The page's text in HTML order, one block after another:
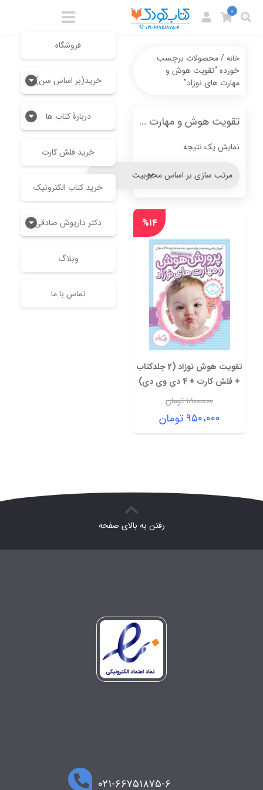
فروشگاه
خرید(بر اساس سن)
دربارۀ کتاب ها
خرید فلش کارت
خرید کتاب الکترونیک
دکتر داریوش صادقی
وبلاگ
تماس با ما
0
خانه/ محصولات برچسب
خورده “تقویت هوش و
مهارت های نوزاد”
تقویت هوش و مهارت های نوزاد
نمایش یک نتیجه
تقویت هوش نوزاد (2 جلدکتاب
+ فلش کارت + 4 دی وی دی)
۱،۱۰۰،۰۰۰تومان
قیمت
اصلی:
۹۵۰،۰۰۰ تومان
قیمت
%۱۴
رفتن به بالای صفحه
۰۲۱-۶۶۷۵۱۸۷۵-۶